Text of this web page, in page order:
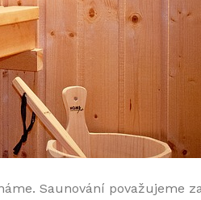
Saunování